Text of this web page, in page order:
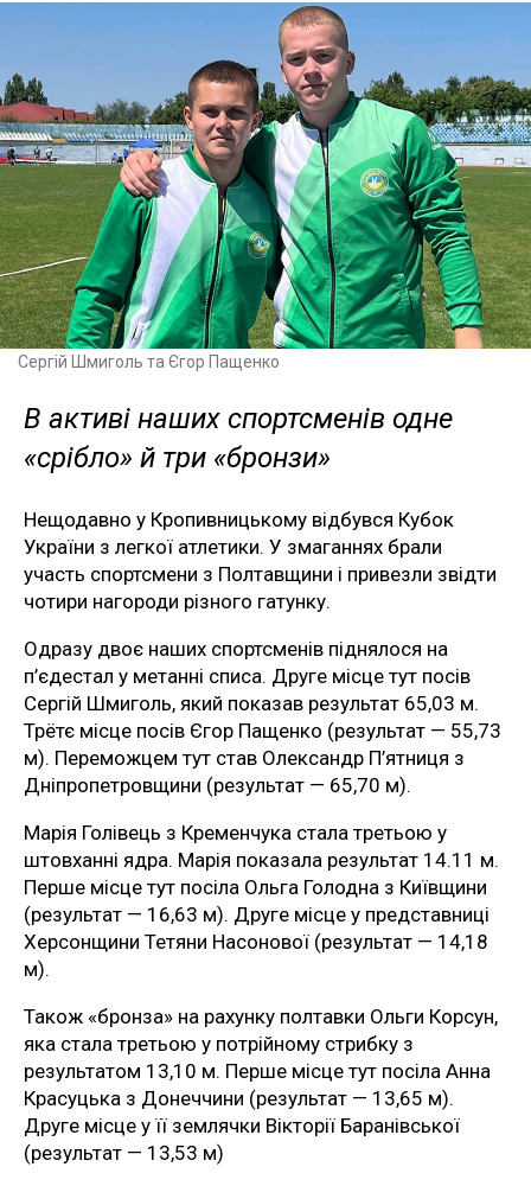
Сергій Шмиголь та Єгор Пащенко
В активі наших спортсменів одне
«срібло» й три «бронзи»
Нещодавно у Кропивницькому відбувся Кубок
України з легкої атлетики. У змаганнях брали
участь спортсмени з Полтавщини і привезли звідти
чотири нагороди різного гатунку.
Одразу двоє наших спортсменів піднялося на
п’єдестал у метанні списа. Друге місце тут посів
Сергій Шмиголь, який показав результат 65,03 м.
Трётє місце посів Єгор Пащенко (результат — 55,73
м). Переможцем тут став Олександр П’ятниця з
Дніпропетровщини (результат — 65,70 м).
Марія Голівець з Кременчука стала третьою у
штовханні ядра. Марія показала результат 14.11 м.
Перше місце тут посіла Ольга Голодна з Київщини
(результат — 16,63 м). Друге місце у представниці
Херсонщини Тетяни Насонової (результат — 14,18
м).
Також «бронза» на рахунку полтавки Ольги Корсун,
яка стала третьою у потрійному стрибку з
результатом 13,10 м. Перше місце тут посіла Анна
Красуцька з Донеччини (результат — 13,65 м).
Друге місце у її землячки Вікторії Баранівської
(результат — 13,53 м)